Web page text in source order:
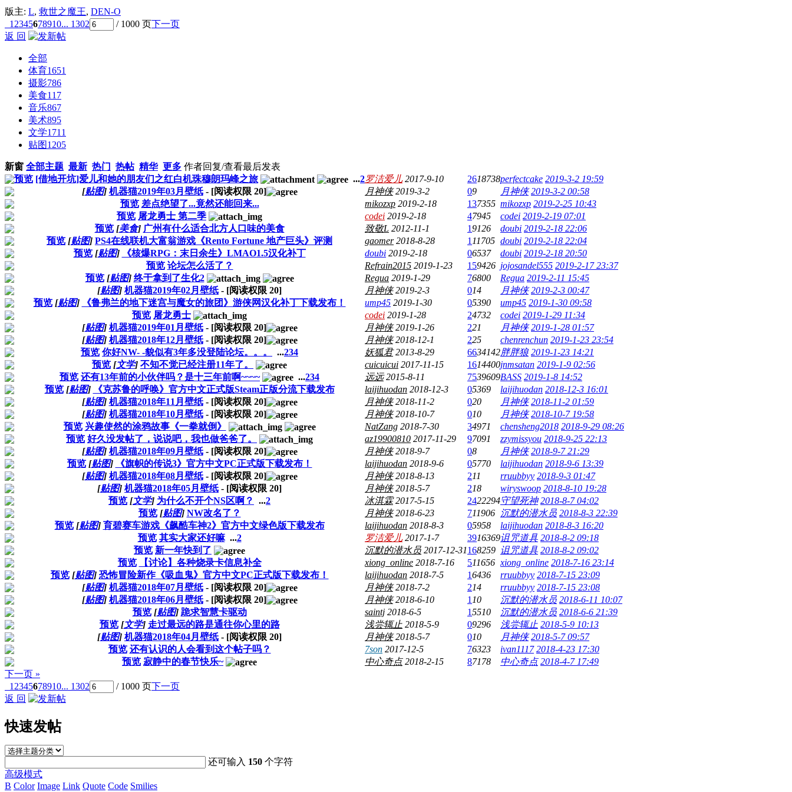
版主: L, 救世之魔王, DEN-O
1 2345678910... 1302 / 1000 页下一页
返 回
全部
体育1651
摄影786
美食117
音乐867
美术895
文学1711
贴图1205
新窗 全部主题 最新 热门 热帖 精华 更多 作者回复/查看最后发表
预览 [借地开坑]爱儿和她的朋友们之红白机珠穆朗玛峰之旅 ...2罗洁爱儿 2017-9-10 2618738perfectcake 2019-3-2 19:59
[贴图] 机器猫2019年03月壁纸- [阅读权限 20] 月神侠 2019-3-2 09 月神侠 2019-3-2 00:58
预览 差点绝望了...竟然还能回来... mikozxp 2019-2-18 137355 mikozxp 2019-2-25 10:43
预览 屠龙勇士 第二季 codei 2019-2-18 47945 codei 2019-2-19 07:01
预览 [美食] 广州有什么适合北方人口味的美食 致敬L 2012-11-1 19126 doubi 2019-2-18 22:06
预览 [贴图] PS4在线联机大富翁游戏《Rento Fortune 地产巨头》评测 gaomer 2018-8-28 1 11705 doubi 2019-2-18 22:04
预览 [贴图] 《核爆RPG：末日余生》LMAO1.5汉化补丁 doubi 2019-2-18 06537 doubi 2019-2-18 20:50
预览 论坛怎么活了？ Refrain2015 2019-1-23 159426 jojosandel555 2019-2-17 23:37
预览 [贴图] 终于拿到了生化2 Regua 2019-1-29 76800 Regua 2019-2-11 15:45
[贴图] 机器猫2019年02月壁纸 - [阅读权限 20] 月神侠 2019-2-3 014 月神侠 2019-2-3 00:47
预览 [贴图] 《鲁弗兰的地下迷宫与魔女的旅团》游侠网汉化补丁下载发布！ ump45 2019-1-30 05390 ump45 2019-1-30 09:58
预览 屠龙勇士 codei 2019-1-28 24732 codei 2019-1-29 11:34
[贴图] 机器猫2019年01月壁纸- [阅读权限 20] 月神侠 2019-1-26 221 月神侠 2019-1-28 01:57
[贴图] 机器猫2018年12月壁纸- [阅读权限 20] 月神侠 2018-12-1 225 chenrenchun 2019-1-23 23:54
预览 你好NW- -貌似有3年多没登陆论坛。。。 ...234 妖狐君 2013-8-29 6634142胖胖狼 2019-1-23 14:21
预览 [文学] 不知不觉已经注册11年了。 cuicuicui 2017-11-15 1614400jnmsatan 2019-1-9 02:56
预览 还有13年前的小伙伴吗？是十三年前啊~~~~ ...234 远远 2015-8-11 7539609BASS 2019-1-8 14:52
预览 [贴图] 《克苏鲁的呼唤》官方中文正式版Steam正版分流下载发布 laijihuodan 2018-12-3 05369 laijihuodan 2018-12-3 16:01
[贴图] 机器猫2018年11月壁纸- [阅读权限 20] 月神侠 2018-11-2 020 月神侠 2018-11-2 01:59
[贴图] 机器猫2018年10月壁纸- [阅读权限 20] 月神侠 2018-10-7 010 月神侠 2018-10-7 19:58
预览 兴趣使然的涂鸦故事《一拳就倒》 NatZang 2018-7-30 34971 chensheng2018 2018-9-29 08:26
预览 好久没发帖了，说说吧，我也做爸爸了。 az19900810 2017-11-29 97091 zzymissyou 2018-9-25 22:13
[贴图] 机器猫2018年09月壁纸- [阅读权限 20] 月神侠 2018-9-7 08 月神侠 2018-9-7 21:29
预览 [贴图] 《旗帜的传说3》官方中文PC正式版下载发布！ laijihuodan 2018-9-6 05770 laijihuodan 2018-9-6 13:39
[贴图] 机器猫2018年08月壁纸- [阅读权限 20] 月神侠 2018-8-13 211 rruubbyy 2018-9-3 01:47
[贴图] 机器猫2018年05月壁纸 - [阅读权限 20] 月神侠 2018-5-7 218 wiryswoop 2018-8-10 19:28
预览 [文学] 为什么不开个NS区啊？ ...2 冰淇霖 2017-5-15 2422294守望死神 2018-8-7 04:02
预览 [贴图] NW改名了？ 月神侠 2018-6-23 711906 沉默的潜水员 2018-8-3 22:39
预览 [贴图] 育碧赛车游戏《飙酷车神2》官方中文绿色版下载发布 laijihuodan 2018-8-3 05958 laijihuodan 2018-8-3 16:20
预览 其实大家还好嘛 ...2 罗洁爱儿 2017-1-7 3916369诅咒道具 2018-8-2 09:18
预览 新一年快到了 沉默的潜水员 2017-12-31168259 诅咒道具 2018-8-2 09:02
预览
【讨论】各种烧录卡信息补全 xiong_online 2018-7-16 511656 xiong_online 2018-7-16 23:14
预览 [贴图] 恐怖冒险新作《吸血鬼》官方中文PC正式版下载发布！ laijihuodan 2018-7-5 16436 rruubbyy 2018-7-15 23:09
[贴图] 机器猫2018年07月壁纸- [阅读权限 20] 月神侠 2018-7-2 214 rruubbyy 2018-7-15 23:08
[贴图] 机器猫2018年06月壁纸- [阅读权限 20] 月神侠 2018-6-10 1 10 沉默的潜水员 2018-6-11 10:07
预览 [贴图] 跪求智慧卡驱动 saintj 2018-6-5 15510 沉默的潜水员 2018-6-6 21:39
预览 [文学] 走过最远的路是通往你心里的路 浅尝辄止 2018-5-9 09296 浅尝辄止 2018-5-9 10:13
[贴图] 机器猫2018年04月壁纸 - [阅读权限 20] 月神侠 2018-5-7 010 月神侠 2018-5-7 09:57
预览 还有认识的人会看到这个帖子吗？ 7son 2017-12-5 76323 ivan1117 2018-4-23 17:30
预览 寂静中的春节快乐~ 中心奇点 2018-2-15 87178 中心奇点 2018-4-7 17:49
下一页 »
1 2345678910... 1302 / 1000 页下一页
返 回
快速发帖
还可输入 150 个字符
高级模式
B Color Image Link Quote Code Smilies